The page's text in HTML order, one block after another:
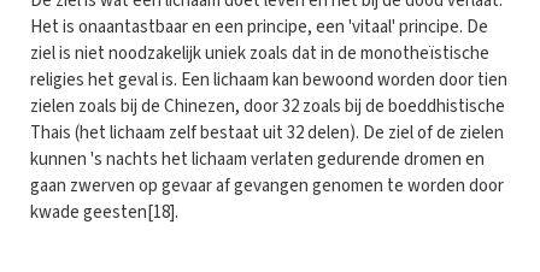
Het is onaantastbaar en een principe, een 'vitaal' principe. De
ziel is niet noodzakelijk uniek zoals dat in de monotheïs­tische
religies het geval is. Een lichaam kan bewoond worden door tien
zielen zoals bij de Chinezen, door 32 zoals bij de boeddhistische
Thais (het lichaam zelf bestaat uit 32 delen). De ziel of de zielen
kunnen 's nachts het lichaam verlaten gedurende dromen en
gaan zwerven op gevaar af gevangen genomen te worden door
kwade geesten[18].